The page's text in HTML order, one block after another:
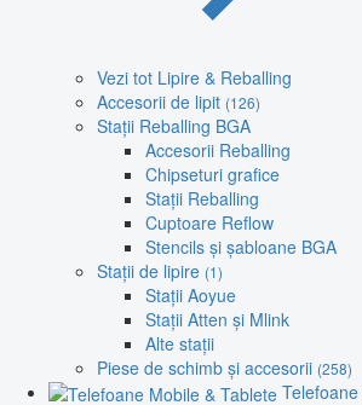
Vezi tot Lipire & Reballing
Accesorii de lipit (126)
Stații Reballing BGA
Accesorii Reballing
Chipseturi grafice
Stații Reballing
Cuptoare Reflow
Stencils și șabloane BGA
Stații de lipire (1)
Stații Aoyue
Stații Atten și Mlink
Alte stații
Piese de schimb și accesorii (258)